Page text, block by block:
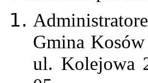
Gmina
ul. Kolejowa